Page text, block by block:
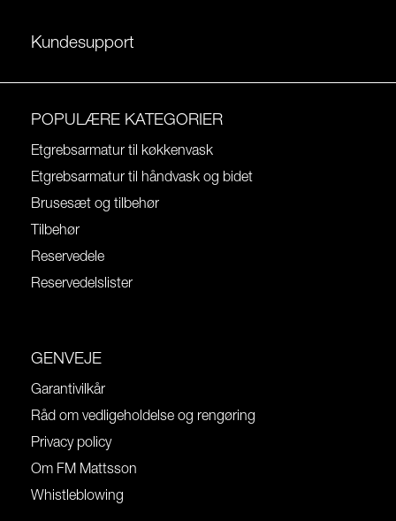
Kundesupport
POPULÆRE KATEGORIER
Etgrebsarmatur til køkkenvask
Etgrebsarmatur til håndvask og bidet
Brusesæt og tilbehør
Tilbehør
Reservedele
Reservedelslister
GENVEJE
Garantivilkår
Råd om vedligeholdelse og rengøring
Privacy policy
Om FM Mattsson
Whistleblowing